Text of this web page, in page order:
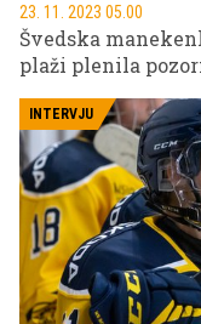
23. 11. 2023 05.00
Švedska
plaži plenila
INTERVJU